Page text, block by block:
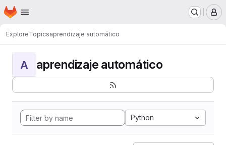
Skip to main content
Homepage
ExploreTopicsaprendizaje automático
A aprendizaje automático
Python